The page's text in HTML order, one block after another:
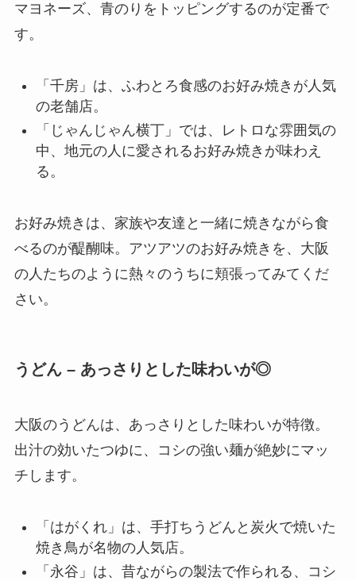
マヨネーズ、青のりをトッピングするのが定番で
す。
「千房」は、ふわとろ食感のお好み焼きが人気
の老舗店。
「じゃんじゃん横丁」では、レトロな雰囲気の
中、地元の人に愛されるお好み焼きが味わえ
る。
お好み焼きは、家族や友達と一緒に焼きながら食
べるのが醍醐味。アツアツのお好み焼きを、大阪
の人たちのように熱々のうちに頬張ってみてくだ
さい。
うどん – あっさりとした味わいが◎
大阪のうどんは、あっさりとした味わいが特徴。
出汁の効いたつゆに、コシの強い麺が絶妙にマッ
チします。
「はがくれ」は、手打ちうどんと炭火で焼いた
焼き鳥が名物の人気店。
「永谷」は、昔ながらの製法で作られる、コシ